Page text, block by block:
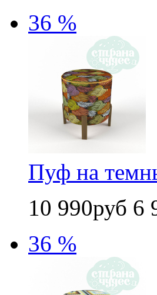
36 %
Пуф на
10 990руб 6
36 %